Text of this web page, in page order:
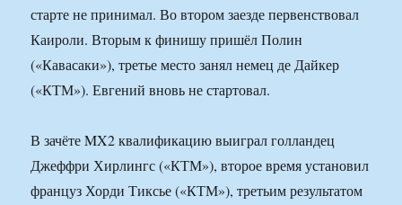
старте не принимал. Во втором заезде первенствовал
Каироли. Вторым к финишу пришёл Полин
(«Кавасаки»), третье место занял немец де Дайкер
(«КТМ»). Евгений вновь не стартовал.
В зачёте MX2 квалификацию выиграл голландец
Джеффри Хирлингс («КТМ»), второе время установил
француз Хорди Тиксье («КТМ»), третьим результатом